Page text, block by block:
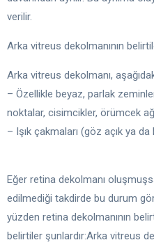
verilir.
Arka vitreus dekolmanının
Arka vitreus dekolmanı,
– Özellikle beyaz, parlak
noktalar, cisimcikler, örümcek
– Işık çakmaları (göz açık ya
Eğer retina dekolmanı
edilmediği takdirde bu durum
yüzden retina dekolmanının
belirtiler şunlardır:Arka vitreus